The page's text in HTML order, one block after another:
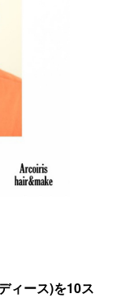
ィース)を10ス